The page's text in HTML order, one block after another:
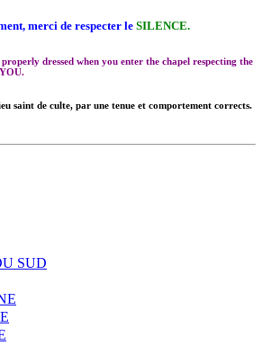
merci de respecter le SILENCE.
dressed when you enter the chapel respecting the
saint de culte, par une tenue et comportement corrects.
SUD